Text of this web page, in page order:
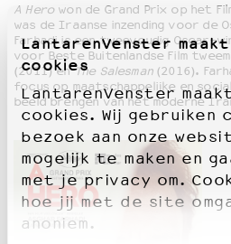
LantarenVenster
cookies
LantarenVenster
cookies. Wij gebruiken
bezoek aan onze
mogelijk te maken en
met je privacy om.
hoe jij met de site
anoniem.
A Herowon de Grand Prix op het
was de Iraanse inzending voor de
Farhadi is een tweevoudig Oscar-
voor Beste Buitenlandse Film
(2011) enThe Salesman(2016).
focus op maatschappelijke en
beeld brengen van het moderne